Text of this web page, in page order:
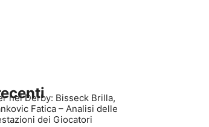
nel Derby: Bisseck Brilla,
Fatica – Analisi delle
dei Giocatori